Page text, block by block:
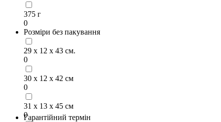
375 г
0
Розміри без пакування
29 х 12 х 43 см.
0
30 х 12 х 42 см
0
31 х 13 х 45 см
0
Гарантійний термін